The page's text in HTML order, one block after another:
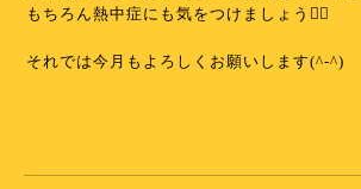
もちろん熱中症にも気をつけましょう✊🏻
それでは今月もよろしくお願いします(^-^)